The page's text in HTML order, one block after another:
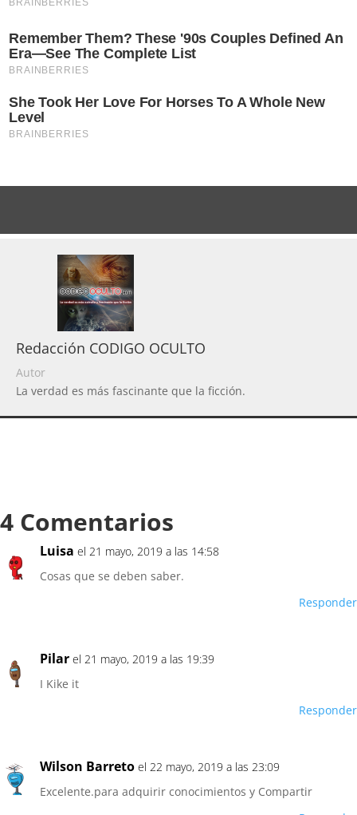
Redacción CODIGO OCULTO
Autor
La verdad es más fascinante que la ficción.
4 Comentarios
Luisa el 21 mayo, 2019 a las 14:58
Cosas que se deben saber.
Responder
Pilar el 21 mayo, 2019 a las 19:39
I Kike it
Responder
Wilson Barreto el 22 mayo, 2019 a las 23:09
Excelente.para adquirir conocimientos y Compartir